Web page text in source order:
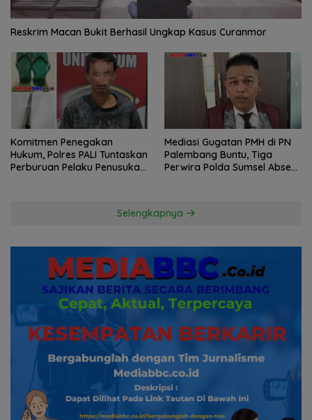
Reskrim Macan Bukit Berhasil Ungkap Kasus Curanmor
Komitmen Penegakan
Hukum, Polres PALI Tuntaskan
Perburuan Pelaku Penusukan
Mediasi Gugatan PMH di PN
Palembang Buntu, Tiga
Perwira Polda Sumsel Absen,
Selengkapnya